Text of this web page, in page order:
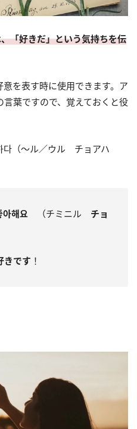
「好きだ」という気持ちを伝
を表す時に使用できます。ア
葉ですので、覚えておくと役
다（～ル／ウル チョアハ
아해요 （チミニル チョ
きです ！